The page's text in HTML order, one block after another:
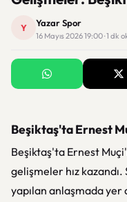
Y Yazar Spor
16 Mayıs 2026 19:00 · 1 dk
Beşiktaş'ta Ernest
Beşiktaş'ta Ernest
gelişmeler hız
yapılan anlaşmada yer